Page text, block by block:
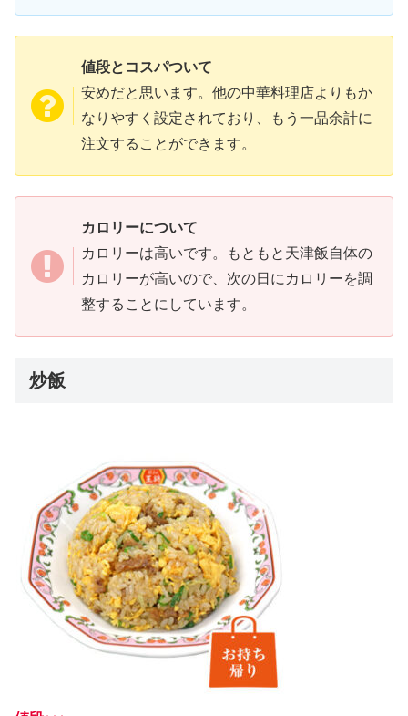
値段とコスパついて
安めだと思います。他の中華料理店よりもか
なりやすく設定されており、もう一品余計に
注文することができます。
カロリーについて
カロリーは高いです。もともと天津飯自体の
カロリーが高いので、次の日にカロリーを調
整することにしています。
炒飯